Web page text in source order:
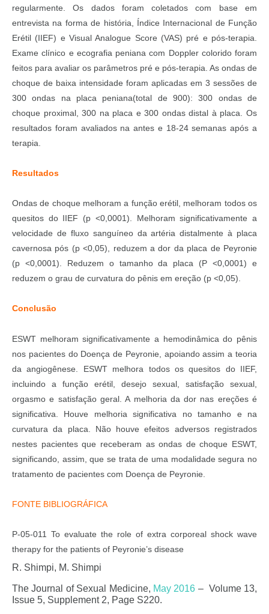
regularmente. Os dados foram coletados com base em
entrevista na forma de história, Índice Internacional de Função
Erétil (IIEF) e Visual Analogue Score (VAS) pré e pós-terapia.
Exame clínico e ecografia peniana com Doppler colorido foram
feitos para avaliar os parâmetros pré e pós-terapia. As ondas de
choque de baixa intensidade foram aplicadas em 3 sessões de
300 ondas na placa peniana(total de 900): 300 ondas de
choque proximal, 300 na placa e 300 ondas distal à placa. Os
resultados foram avaliados na antes e 18-24 semanas após a
terapia.
Resultados
Ondas de choque melhoram a função erétil, melhoram todos os
quesitos do IIEF (p <0,0001). Melhoram significativamente a
velocidade de fluxo sanguíneo da artéria distalmente à placa
cavernosa pós (p <0,05), reduzem a dor da placa de Peyronie
(p <0,0001). Reduzem o tamanho da placa (P <0,0001) e
reduzem o grau de curvatura do pênis em ereção (p <0,05).
Conclusão
ESWT melhoram significativamente a hemodinâmica do pênis
nos pacientes do Doença de Peyronie, apoiando assim a teoria
da angiogênese. ESWT melhora todos os quesitos do IIEF,
incluindo a função erétil, desejo sexual, satisfação sexual,
orgasmo e satisfação geral. A melhoria da dor nas ereções é
significativa. Houve melhoria significativa no tamanho e na
curvatura da placa. Não houve efeitos adversos registrados
nestes pacientes que receberam as ondas de choque ESWT,
significando, assim, que se trata de uma modalidade segura no
tratamento de pacientes com Doença de Peyronie.
FONTE BIBLIOGRÁFICA
P-05-011 To evaluate the role of extra corporeal shock wave
therapy for the patients of Peyronie’s disease
R. Shimpi, M. Shimpi
The Journal of Sexual Medicine, May 2016 – Volume 13,
Issue 5, Supplement 2, Page S220.